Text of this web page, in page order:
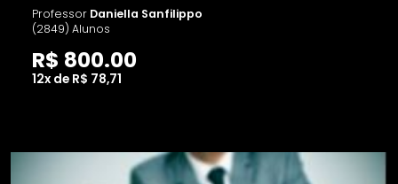
Professor Daniella Sanfilippo
(2849) Alunos
R$ 800.00
12x de R$ 78,71